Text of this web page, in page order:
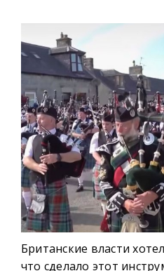
Британские власти
что сделало этот